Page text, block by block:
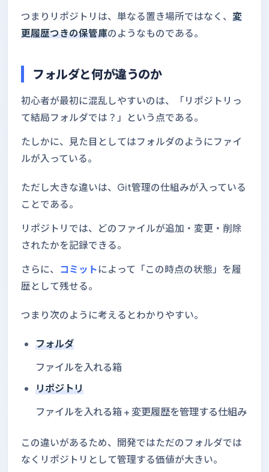
つまりリポジトリは、単なる置き場所ではなく、 変
更履歴つきの保管庫のようなものである。
フォルダと何が違うのか
初心者が最初に混乱しやすいのは、「リポジトリっ
て結局フォルダでは？」という点である。
たしかに、見た目としてはフォルダのようにファイ
ルが入っている。
ただし大きな違いは、Git管理の仕組みが入っている
ことである。
リポジトリでは、どのファイルが追加・変更・削除
されたかを記録できる。
さらに、 コミットによって「この時点の状態」を履
歴として残せる。
つまり次のように考えるとわかりやすい。
フォルダ
ファイルを入れる箱
リポジトリ
ファイルを入れる箱 + 変更履歴を管理する仕組み
この違いがあるため、開発ではただのフォルダでは
なくリポジトリとして管理する価値が大きい。